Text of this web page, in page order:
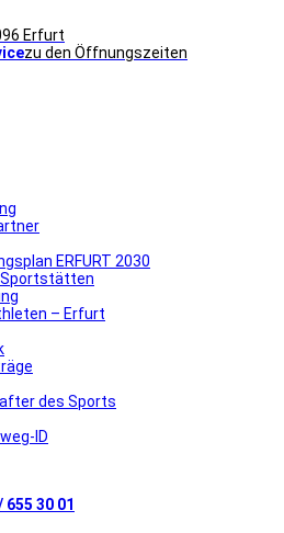
Erfurt
zu den Öffnungszeiten
ERFURT 2030
Sportstätten
– Erfurt
des Sports
ID
655 30 01